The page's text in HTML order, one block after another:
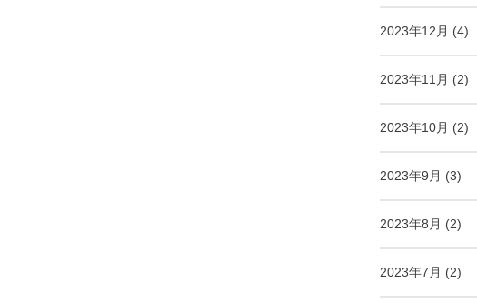
2023年12月 (4)
2023年11月 (2)
2023年10月 (2)
2023年9月 (3)
2023年8月 (2)
2023年7月 (2)